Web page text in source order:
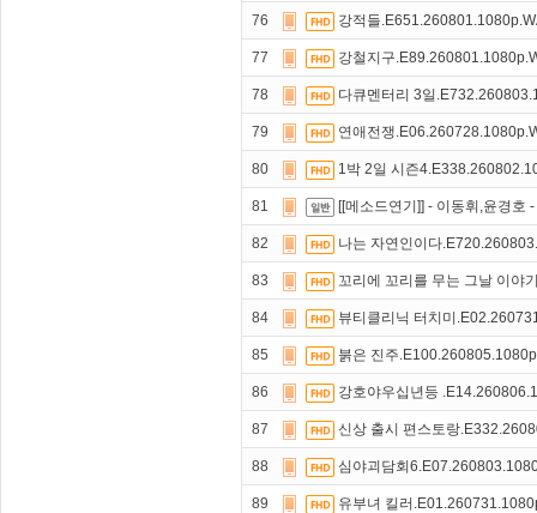
76 강적들
77 강철지구
78 다큐멘터리 3일
79 연애전쟁
80 1박 2일 시즌
81 [[메소드연기]] - 이동휘,윤경호
82 나는 자연인이다
83 꼬리에 꼬리를 무는 그날 이야
84 뷰티클리닉 터치미
85 붉은 진주
86 강호야우십년등
87 신상 출시 편스토랑
88 심야괴담회
89 유부녀 킬러